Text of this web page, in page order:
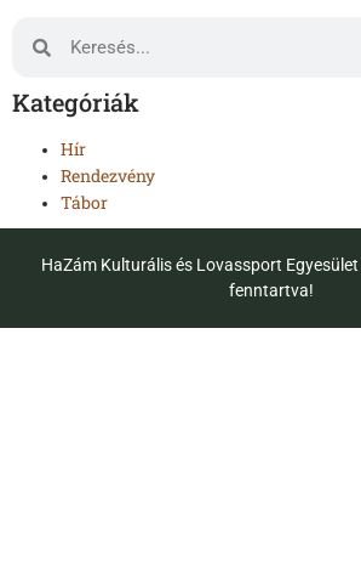
Kategóriák
Hír
Rendezvény
Tábor
HaZám Kulturális és Lovassport
fenntartva!